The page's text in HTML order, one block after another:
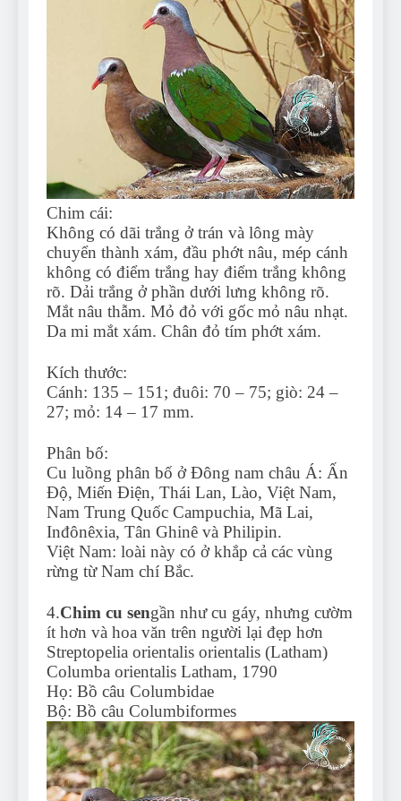
Chim cái:
Không có dãi trắng ở trán và lông mày
chuyển thành xám, đầu phớt nâu, mép cánh
không có điểm trắng hay điểm trắng không
rõ. Dải trắng ở phần dưới lưng không rõ.
Mắt nâu thẫm. Mỏ đỏ với gốc mỏ nâu nhạt.
Da mi mắt xám. Chân đỏ tím phớt xám.
Kích thước:
Cánh: 135 – 151; đuôi: 70 – 75; giò: 24 –
27; mỏ: 14 – 17 mm.
Phân bố:
Cu luồng phân bố ở Đông nam châu Á: Ấn
Độ, Miến Điện, Thái Lan, Lào, Việt Nam,
Nam Trung Quốc Campuchia, Mã Lai,
Inđônêxia, Tân Ghinê và Philipin.
Việt Nam: loài này có ở khắp cả các vùng
rừng từ Nam chí Bắc.
4.Chim cu sengần như cu gáy, nhưng cườm
ít hơn và hoa văn trên người lại đẹp hơn
Streptopelia orientalis orientalis (Latham)
Columba orientalis Latham, 1790
Họ: Bồ câu Columbidae
Bộ: Bồ câu Columbiformes